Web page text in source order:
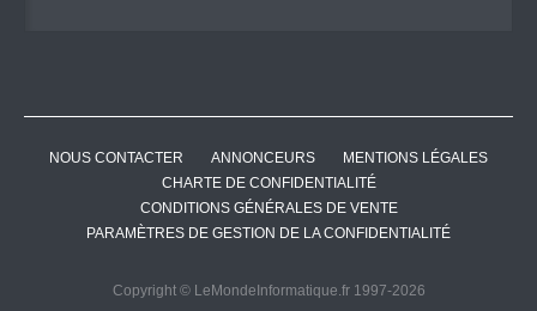
NOUS CONTACTER ANNONCEURS
MENTIONS LÉGALES
CHARTE DE CONFIDENTIALITÉ
CONDITIONS GÉNÉRALES DE VENTE
PARAMÈTRES DE GESTION DE LA CONFIDENTIALITÉ
Copyright © LeMondeInformatique.fr 1997-2026